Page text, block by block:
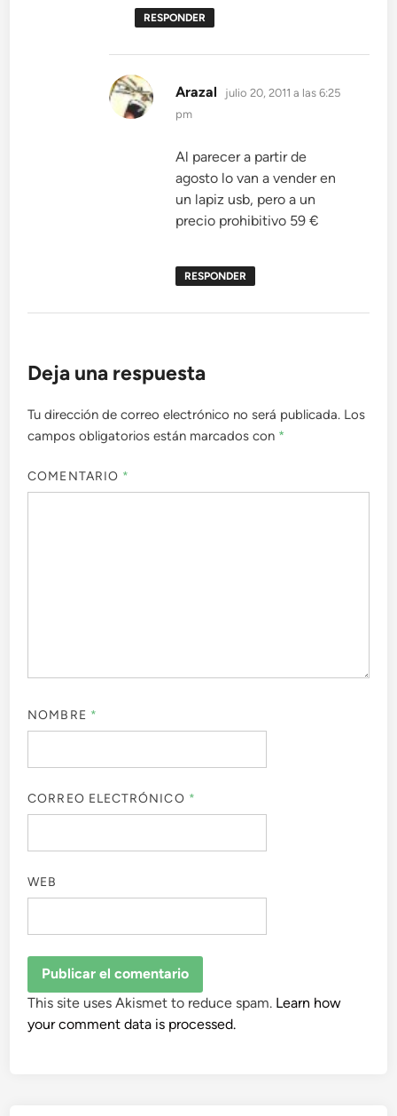
RESPONDER
Arazal dice:
julio 20, 2011 a las 6:25
pm
Al parecer a partir de
agosto lo van a vender en
un lapiz usb, pero a un
precio prohibitivo 59 €
RESPONDER
Deja una respuesta
Tu dirección de correo electrónico no será publicada. Los
campos obligatorios están marcados con *
COMENTARIO *
NOMBRE *
CORREO ELECTRÓNICO *
WEB
This site uses Akismet to reduce spam. Learn how
your comment data is processed.